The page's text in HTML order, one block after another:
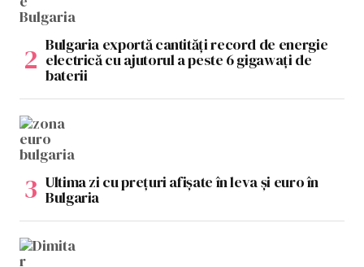
Bulgaria exportă cantități record de energie
electrică cu ajutorul a peste 6 gigawați de
baterii
Ultima zi cu prețuri afișate în leva și euro în
Bulgaria